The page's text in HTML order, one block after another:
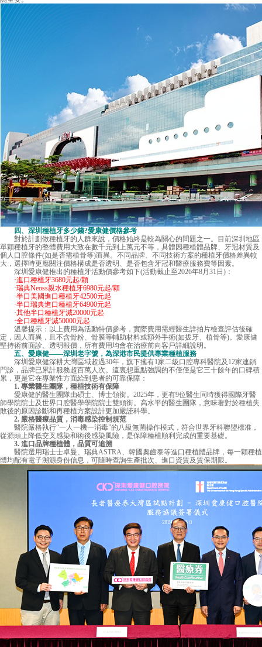
四、 深圳種植牙多少錢?愛康健價格參考
對於計劃做種植牙的人群來說，價格始終是較為關心的問題之一。目前深圳地區
單顆種植牙的整體費用大致在數千元到上萬元不等，具體因種植體品牌、牙冠材質及
個人口腔條件(如是否需植骨等)而異。不同品牌、不同技術方案的種植牙價格差異較
大，選擇時更應關注價格構成是否透明、是否包含牙冠和醫療服務費等因素。
深圳愛康健推出的種植牙活動價參考如下(活動截止至2026年8月31日)：
·進口種植牙3680元起/顆
·瑞典Neoss親水種植牙6980元起/顆
·半口美國進口種植牙42500元起
·半口瑞典進口種植牙64900元起
·其他半口種植牙減20000元起
·全口種植牙減50000元起
溫馨提示：以上費用為活動特價參考，實際費用需經醫生詳拍片檢查評估後確
定，因人而異，且不含骨粉、骨膜等輔助材料或額外手術(如拔牙、植骨等)。愛康健
堅持術前面診、透明報價，所有費用均會在治療前向客戶詳細說明。
五、愛康健——深圳老字號，為深港市民提供專業種植服務
深圳愛康健深耕大灣區域超過30年，旗下擁有1家二級口腔專科醫院及12家連鎖
門診，品牌已累計服務超百萬人次。這裏想重點強調的不僅僅是它三十餘年的口碑積
累，更是它在專業性方面給到患者的可靠保障：
1. 專業醫生團隊，種植技術有保障
愛康健的醫生團隊由碩士、博士領銜。2025年，更有9位醫生同時獲得國際牙醫
師學院院士及世界口腔醫學學院院士雙頭銜。高水平的醫生團隊，意味著對於種植失
敗後的原因診斷和再種植方案設計更加嚴謹科學。
2. 嚴格醫療品質，消毒感染控制規范
醫院嚴格執行“一人一機一消毒”的八級無菌操作模式，符合世界牙科聯盟標准，
從源頭上降低交叉感染和術後感染風險，是保障種植順利完成的重要基礎。
3. 進口品牌種植體，品質可追溯
醫院選用瑞士士卓曼、瑞典ASTRA、韓國奧齒泰等進口種植體品牌，每一顆種植
體均配有電子溯源身份信息，可隨時查詢生產批次、進口資質及質保期限。